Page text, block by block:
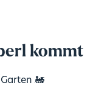
kommt
🚂